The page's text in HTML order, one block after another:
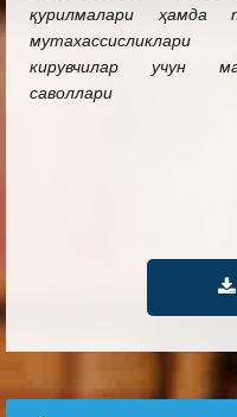
қурилмалари ҳамда
кирувчилар учун
саволлари